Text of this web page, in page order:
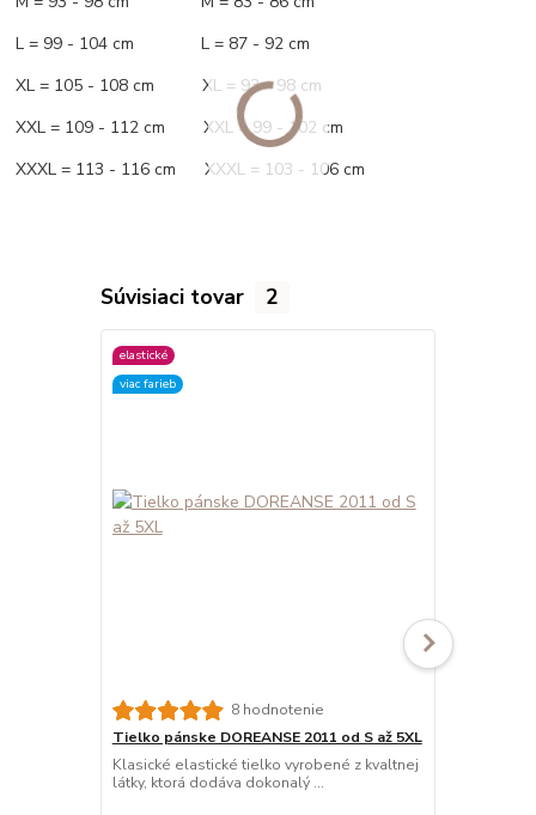
L = 99 - 104 cm L = 87 - 92 cm
XL = 105 - 108 cm XL = 93 - 98 cm
XXL = 109 - 112 cm XXL = 99 - 102 cm
XXXL = 113 - 116 cm XXXL = 103 - 106 cm
Súvisiaci tovar 2
elastické
viac farieb
8 hodnotenie
Tielko pánske DOREANSE 2011 od S až 5XL
Klasické elastické tielko vyrobené z kvaltnej
látky, ktorá dodáva dokonalý ...